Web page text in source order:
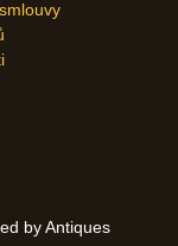
by Antiques